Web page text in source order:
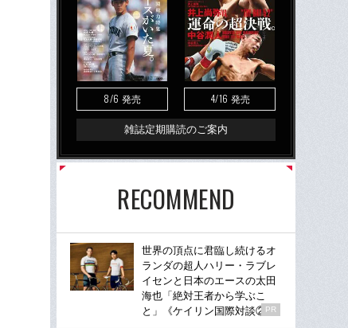
8/6 発売 4/16 発売
雑誌定期購読のご案内
RECOMMEND
世界の頂点に君臨し続けるオ
ランダの超人ハリー・ラブレ
イセンと日本のエースの太田
海也「絶対王者から学ぶこ
と」《ケイリン国際対談②》
PR